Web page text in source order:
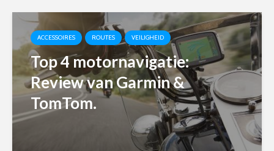
ACCESSOIRES ROUTES VEILIGHEID
Top 4 motornavigatie:
Review van Garmin &
TomTom.